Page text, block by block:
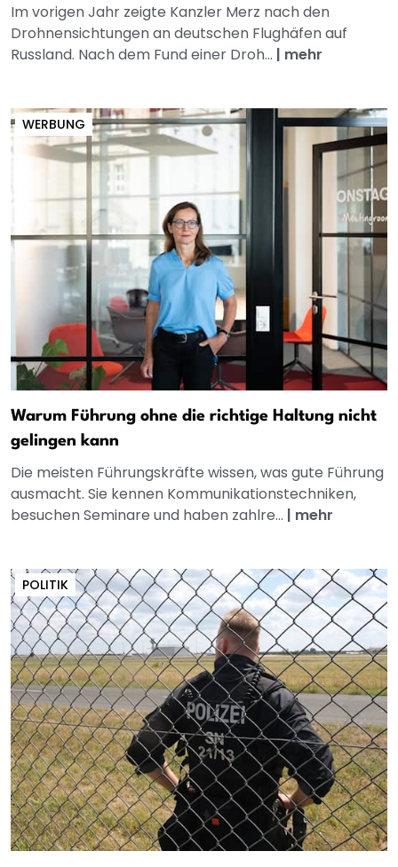
Im vorigen Jahr zeigte Kanzler Merz nach den
Drohnensichtungen an deutschen Flughäfen auf
Russland. Nach dem Fund einer Droh... | mehr
WERBUNG
Warum Führung ohne die richtige Haltung nicht
gelingen kann
Die meisten Führungskräfte wissen, was gute Führung
ausmacht. Sie kennen Kommunikationstechniken,
besuchen Seminare und haben zahlre... | mehr
POLITIK